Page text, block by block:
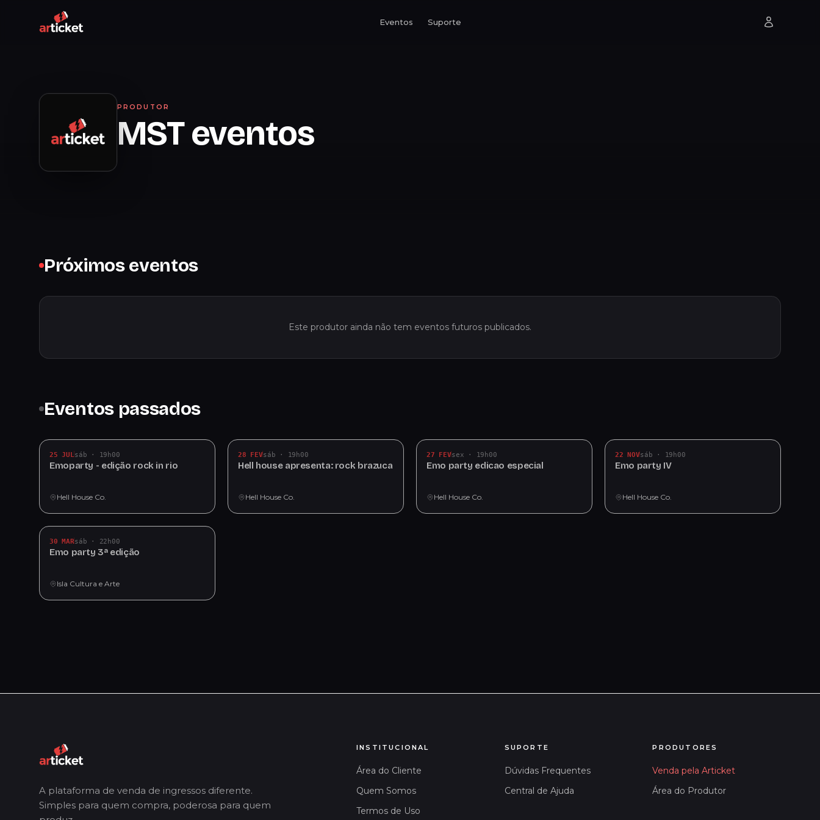
Eventos Suporte
PRODUTOR
MST eventos
Próximos eventos
Este produtor ainda não tem eventos futuros publicados.
Eventos passados
25 JULsáb · 19h00
Emoparty - edição rock in rio
Hell House Co.
28 FEVsáb · 19h00
Hell house apresenta: rock brazuca
Hell House Co.
27 FEVsex · 19h00
Emo party edicao especial
Hell House Co.
22 NOVsáb · 19h00
Emo party IV
Hell House Co.
30 MARsáb · 22h00
Emo party 3ª edição
Isla Cultura e Arte
A plataforma de venda de ingressos diferente.
Simples para quem compra, poderosa para quem
INSTITUCIONAL
Área do Cliente
Quem Somos
Termos de Uso
SUPORTE
Dúvidas Frequentes
Central de Ajuda
PRODUTORES
Venda pela Articket
Área do Produtor